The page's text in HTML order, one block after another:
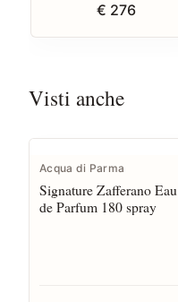
€ 276
Visti anche
Acqua di Parma
Signature Zafferano Eau
de Parfum 180 spray